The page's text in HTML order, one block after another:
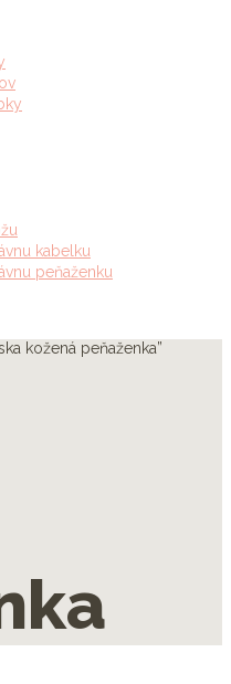
kabelku
peňaženku
kožená peňaženka”